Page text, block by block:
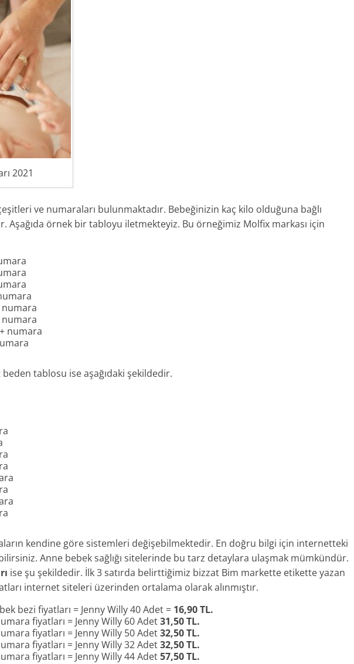
2021
ve numaraları bulunmaktadır. Bebeğinizin kaç kilo olduğuna bağlı
Aşağıda örnek bir tabloyu iletmekteyiz. Bu örneğimiz Molfix markası için
numara
numara
numara
tablosu ise aşağıdaki şekildedir.
kendine göre sistemleri değişebilmektedir. En doğru bilgi için internetteki
Anne bebek sağlığı sitelerinde bu tarz detaylara ulaşmak mümkündür.
ise şu şekildedir. İlk 3 satırda belirttiğimiz bizzat Bim markette etikette yazan
internet siteleri üzerinden ortalama olarak alınmıştır.
bezi fiyatları = Jenny Willy 40 Adet = 16,90 TL.
fiyatları = Jenny Willy 60 Adet31,50 TL.
fiyatları = Jenny Willy 50 Adet32,50 TL.
fiyatları = Jenny Willy 32 Adet32,50 TL.
fiyatları = Jenny Willy 44 Adet57,50 TL.